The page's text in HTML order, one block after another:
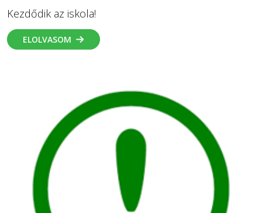
Kezdődik az iskola!
ELOLVASOM